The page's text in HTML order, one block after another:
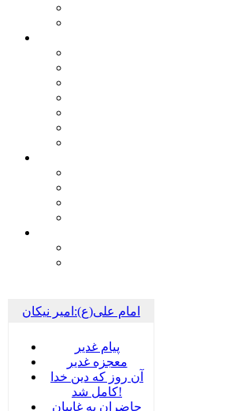
امام علی(ع):امیر نیکان
پيام غدير
معجزه غدیر
آن روز که دین خدا
کامل شد!
حاضران به غایبان